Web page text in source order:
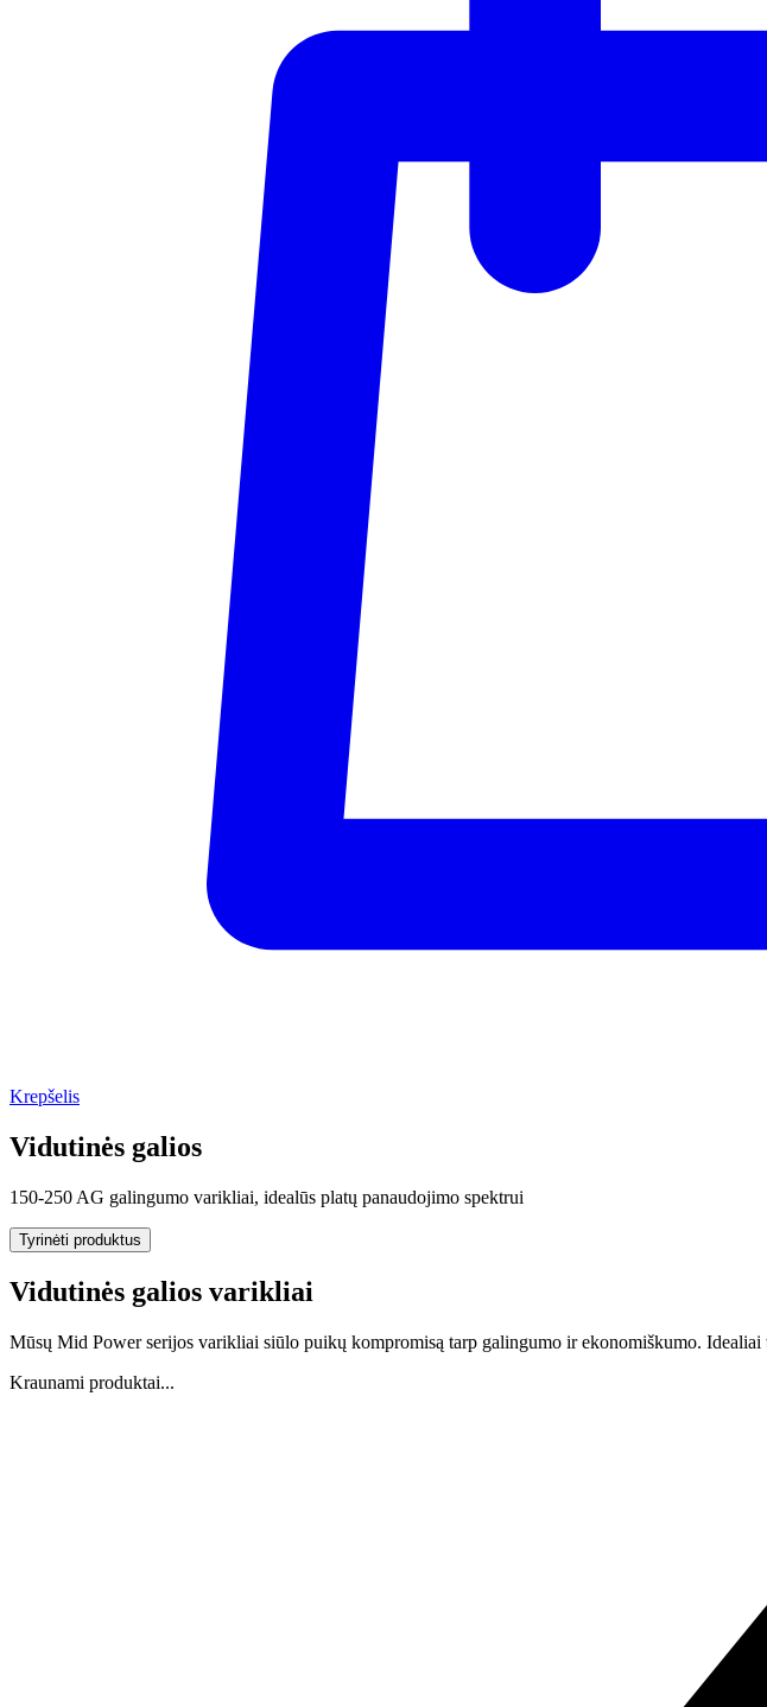
Krepšelis
Vidutinės galios
150-250 AG galingumo varikliai, idealūs platų panaudojimo spektrui
Tyrinėti produktus
Vidutinės galios varikliai
Mūsų Mid Power serijos varikliai siūlo puikų kompromisą tarp galingumo ir ekonomiškumo.
Kraunami produktai...